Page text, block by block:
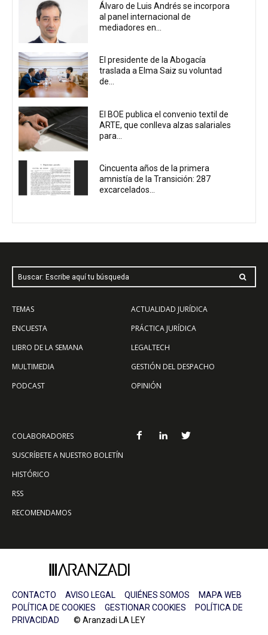
Álvaro de Luis Andrés se incorpora
al panel internacional de
mediadores en...
El presidente de la Abogacía
traslada a Elma Saiz su voluntad
de...
El BOE publica el convenio textil de
ARTE, que conlleva alzas salariales
para...
Cincuenta años de la primera
amnistía de la Transición: 287
excarcelados...
Buscar: Escribe aquí tu búsqueda
TEMAS
ENCUESTA
LIBRO DE LA SEMANA
MULTIMEDIA
PODCAST
ACTUALIDAD JURÍDICA
PRÁCTICA JURÍDICA
LEGALTECH
GESTIÓN DEL DESPACHO
OPINIÓN
COLABORADORES
SUSCRÍBETE A NUESTRO BOLETÍN
HISTÓRICO
RSS
RECOMENDAMOS
CONTACTO AVISO LEGAL QUIÉNES SOMOS
MAPA WEB
POLÍTICA DE COOKIES
GESTIONAR COOKIES
POLÍTICA DE
PRIVACIDAD © Aranzadi LA LEY